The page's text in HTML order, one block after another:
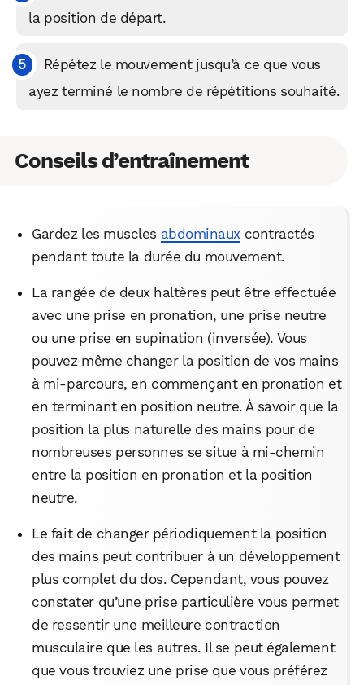
la position de départ.
Répétez le mouvement jusqu’à ce que vous
ayez terminé le nombre de répétitions souhaité.
Conseils d’entraînement
Gardez les muscles abdominauxcontractés
pendant toute la durée du mouvement.
La rangée de deux haltères peut être effectuée
avec une prise en pronation, une prise neutre
ou une prise en supination (inversée). Vous
pouvez même changer la position de vos mains
à mi-parcours, en commençant en pronation et
en terminant en position neutre. À savoir que la
position la plus naturelle des mains pour de
nombreuses personnes se situe à mi-chemin
entre la position en pronation et la position
neutre.
Le fait de changer périodiquement la position
des mains peut contribuer à un développement
plus complet du dos. Cependant, vous pouvez
constater qu’une prise particulière vous permet
de ressentir une meilleure contraction
musculaire que les autres. Il se peut également
que vous trouviez une prise que vous préférez
Telegram